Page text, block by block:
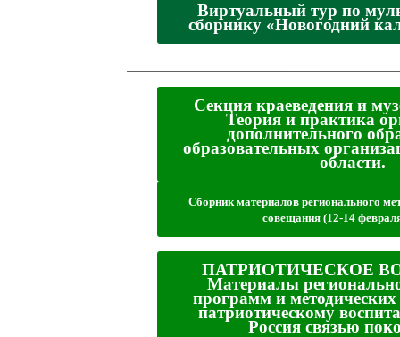
Виртуальный тур по
сборнику «Новогодний
Секция краеведения и
Теория и практика
дополнительного
образовательных
области.
Сборник материалов регионального
совещания (12-14
ПАТРИОТИЧЕСКОЕ
Материалы
программ и методических
патриотическому
Россия связью